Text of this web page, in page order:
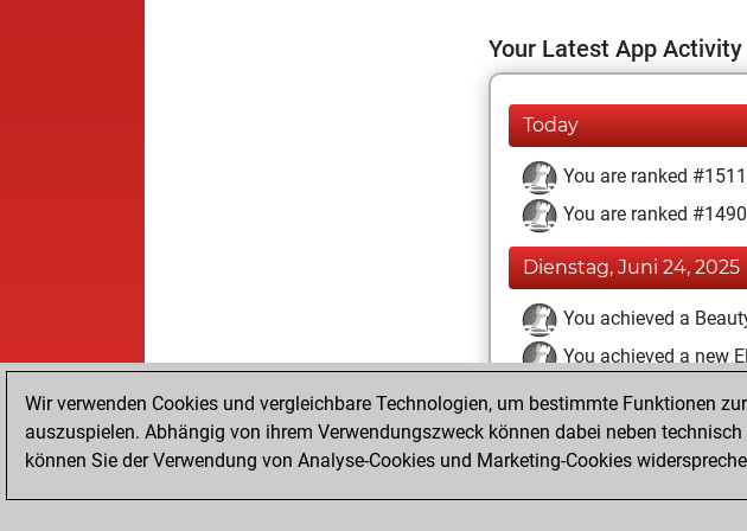
Your Latest App Activity
Today
You are ranked
You are ranked
Dienstag, Juni 24, 2025
You achieved a
You achieved a new
Sonntag, Juni 22, 2025
You created your
Wir verwenden Cookies und vergleichbare Technologien, um bestimmte Funktionen
auszuspielen. Abhängig von ihrem Verwendungszweck können dabei neben
können Sie der Verwendung von Analyse-Cookies und Marketing-Cookies